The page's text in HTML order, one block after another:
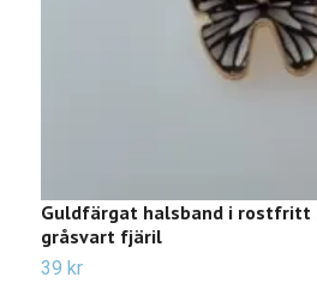
Guldfärgat halsband i rostfritt
gråsvart fjäril
39 kr